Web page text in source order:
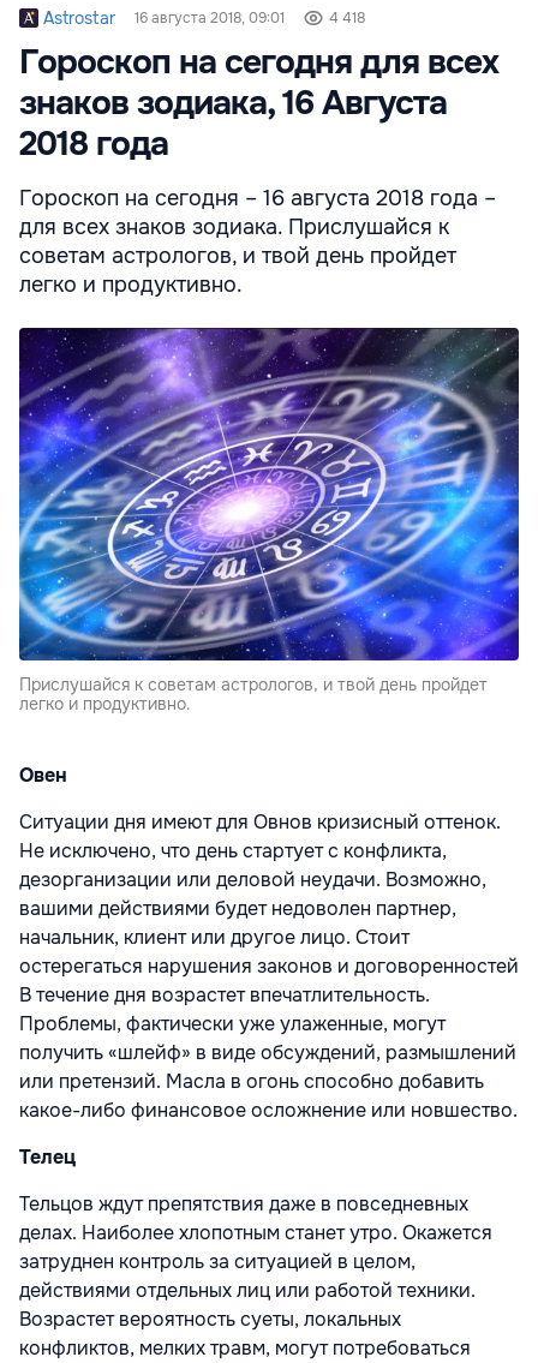
Astrostar 16 августа 2018, 09:01 4 418
Гороскоп на сегодня для всех
знаков зодиака, 16 Августа
2018 года
Гороскоп на сегодня – 16 августа 2018 года –
для всех знаков зодиака. Прислушайся к
советам астрологов, и твой день пройдет
легко и продуктивно.
Прислушайся к советам астрологов, и твой день пройдет
легко и продуктивно.
Овен
Ситуации дня имеют для Овнов кризисный оттенок.
Не исключено, что день стартует с конфликта,
дезорганизации или деловой неудачи. Возможно,
вашими действиями будет недоволен партнер,
начальник, клиент или другое лицо. Стоит
остерегаться нарушения законов и договоренностей
В течение дня возрастет впечатлительность.
Проблемы, фактически уже улаженные, могут
получить «шлейф» в виде обсуждений, размышлений
или претензий. Масла в огонь способно добавить
какое-либо финансовое осложнение или новшество.
Телец
Тельцов ждут препятствия даже в повседневных
делах. Наиболее хлопотным станет утро. Окажется
затруднен контроль за ситуацией в целом,
действиями отдельных лиц или работой техники.
Возрастет вероятность суеты, локальных
конфликтов, мелких травм, могут потребоваться